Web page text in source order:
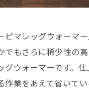
ピマレッグウォーマ
でもさらに稀少性の
グウォーマーです。
作業をあえて省いて